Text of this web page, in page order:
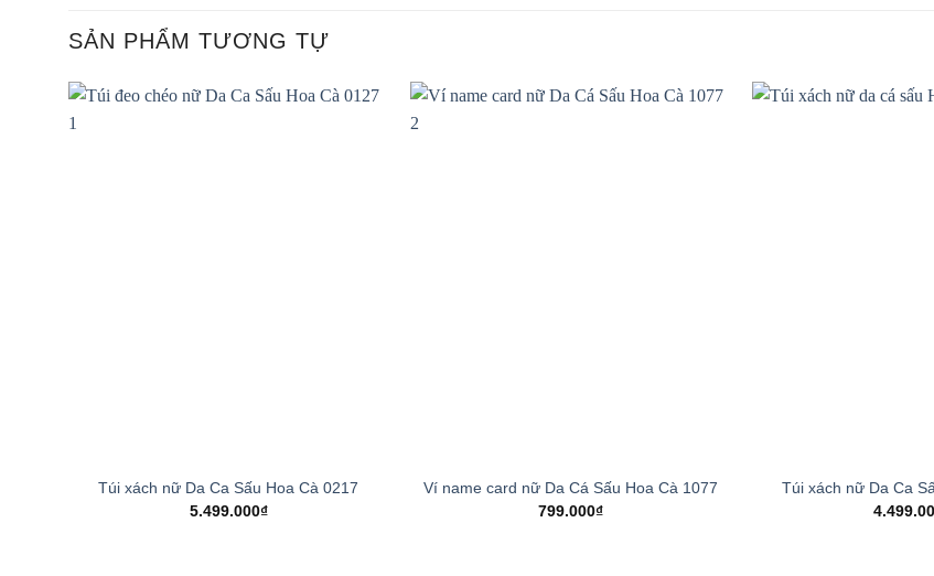
SẢN PHẨM TƯƠNG TỰ
Túi xách nữ Da Ca Sấu Hoa Cà 0217
5.499.000₫
Ví name card nữ Da Cá Sấu Hoa Cà 1077
799.000₫
Túi xách nữ Da Ca